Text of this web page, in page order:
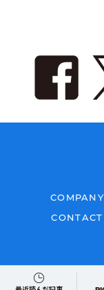
COMPANY
CONTACT